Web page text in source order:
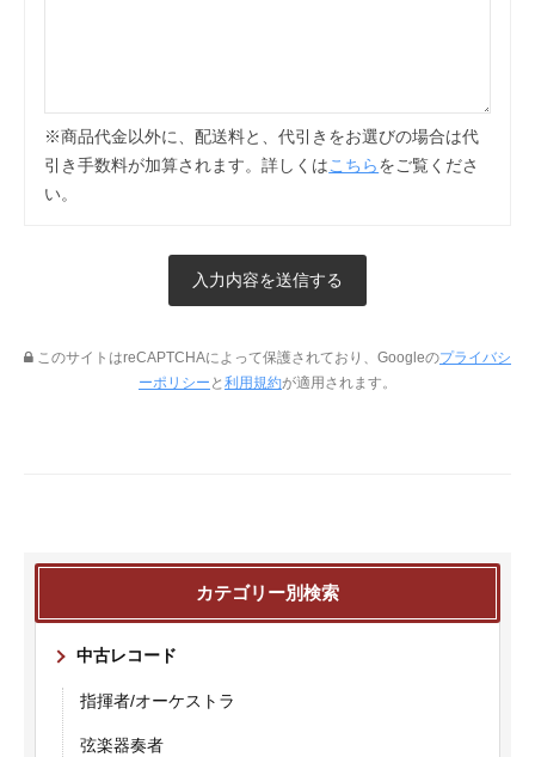
※商品代金以外に、配送料と、代引きをお選びの場合は代
引き手数料が加算されます。詳しくは こちら をご覧くださ
い。
このサイトはreCAPTCHAによって保護されており、Googleのプライバシ
ーポリシー と 利用規約が適用されます。
カテゴリー別検索
中古レコード
指揮者/オーケストラ
弦楽器奏者